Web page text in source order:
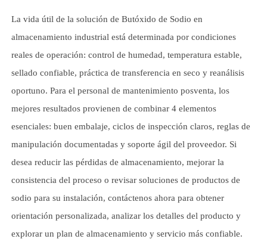
La vida útil de la solución de Butóxido de Sodio en
almacenamiento industrial está determinada por condiciones
reales de operación: control de humedad, temperatura estable,
sellado confiable, práctica de transferencia en seco y reanálisis
oportuno. Para el personal de mantenimiento posventa, los
mejores resultados provienen de combinar 4 elementos
esenciales: buen embalaje, ciclos de inspección claros, reglas de
manipulación documentadas y soporte ágil del proveedor. Si
desea reducir las pérdidas de almacenamiento, mejorar la
consistencia del proceso o revisar soluciones de productos de
sodio para su instalación, contáctenos ahora para obtener
orientación personalizada, analizar los detalles del producto y
explorar un plan de almacenamiento y servicio más confiable.